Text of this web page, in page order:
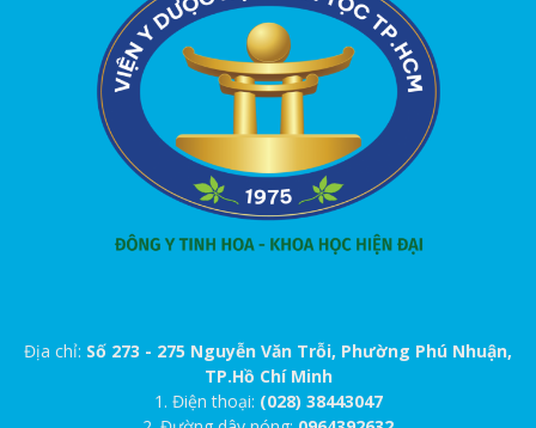
Địa chỉ: Số 273 - 275 Nguyễn Văn Trỗi, Phường Phú Nhuận,
TP.Hồ Chí Minh
1. Điện thoại: (028) 38443047